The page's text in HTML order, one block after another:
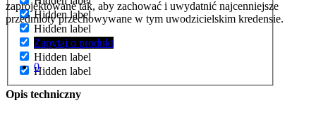
Hidden label
Hidden label
Hidden label
Hidden label
Hidden label
zaprojektowane tak, aby zachować i uwydatnić najcenniejsze
przedmioty przechowywane w tym uwodzicielskim kredensie.
Zapytaj o produkt
0
Opis techniczny